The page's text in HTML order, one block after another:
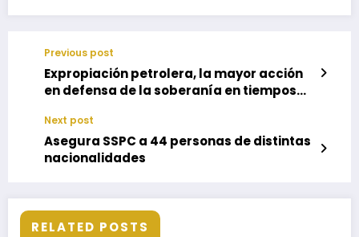
Previous post
Expropiación petrolera, la mayor acción
en defensa de la soberanía en tiempos
Next post
Asegura SSPC a 44 personas de distintas
nacionalidades
RELATED POSTS